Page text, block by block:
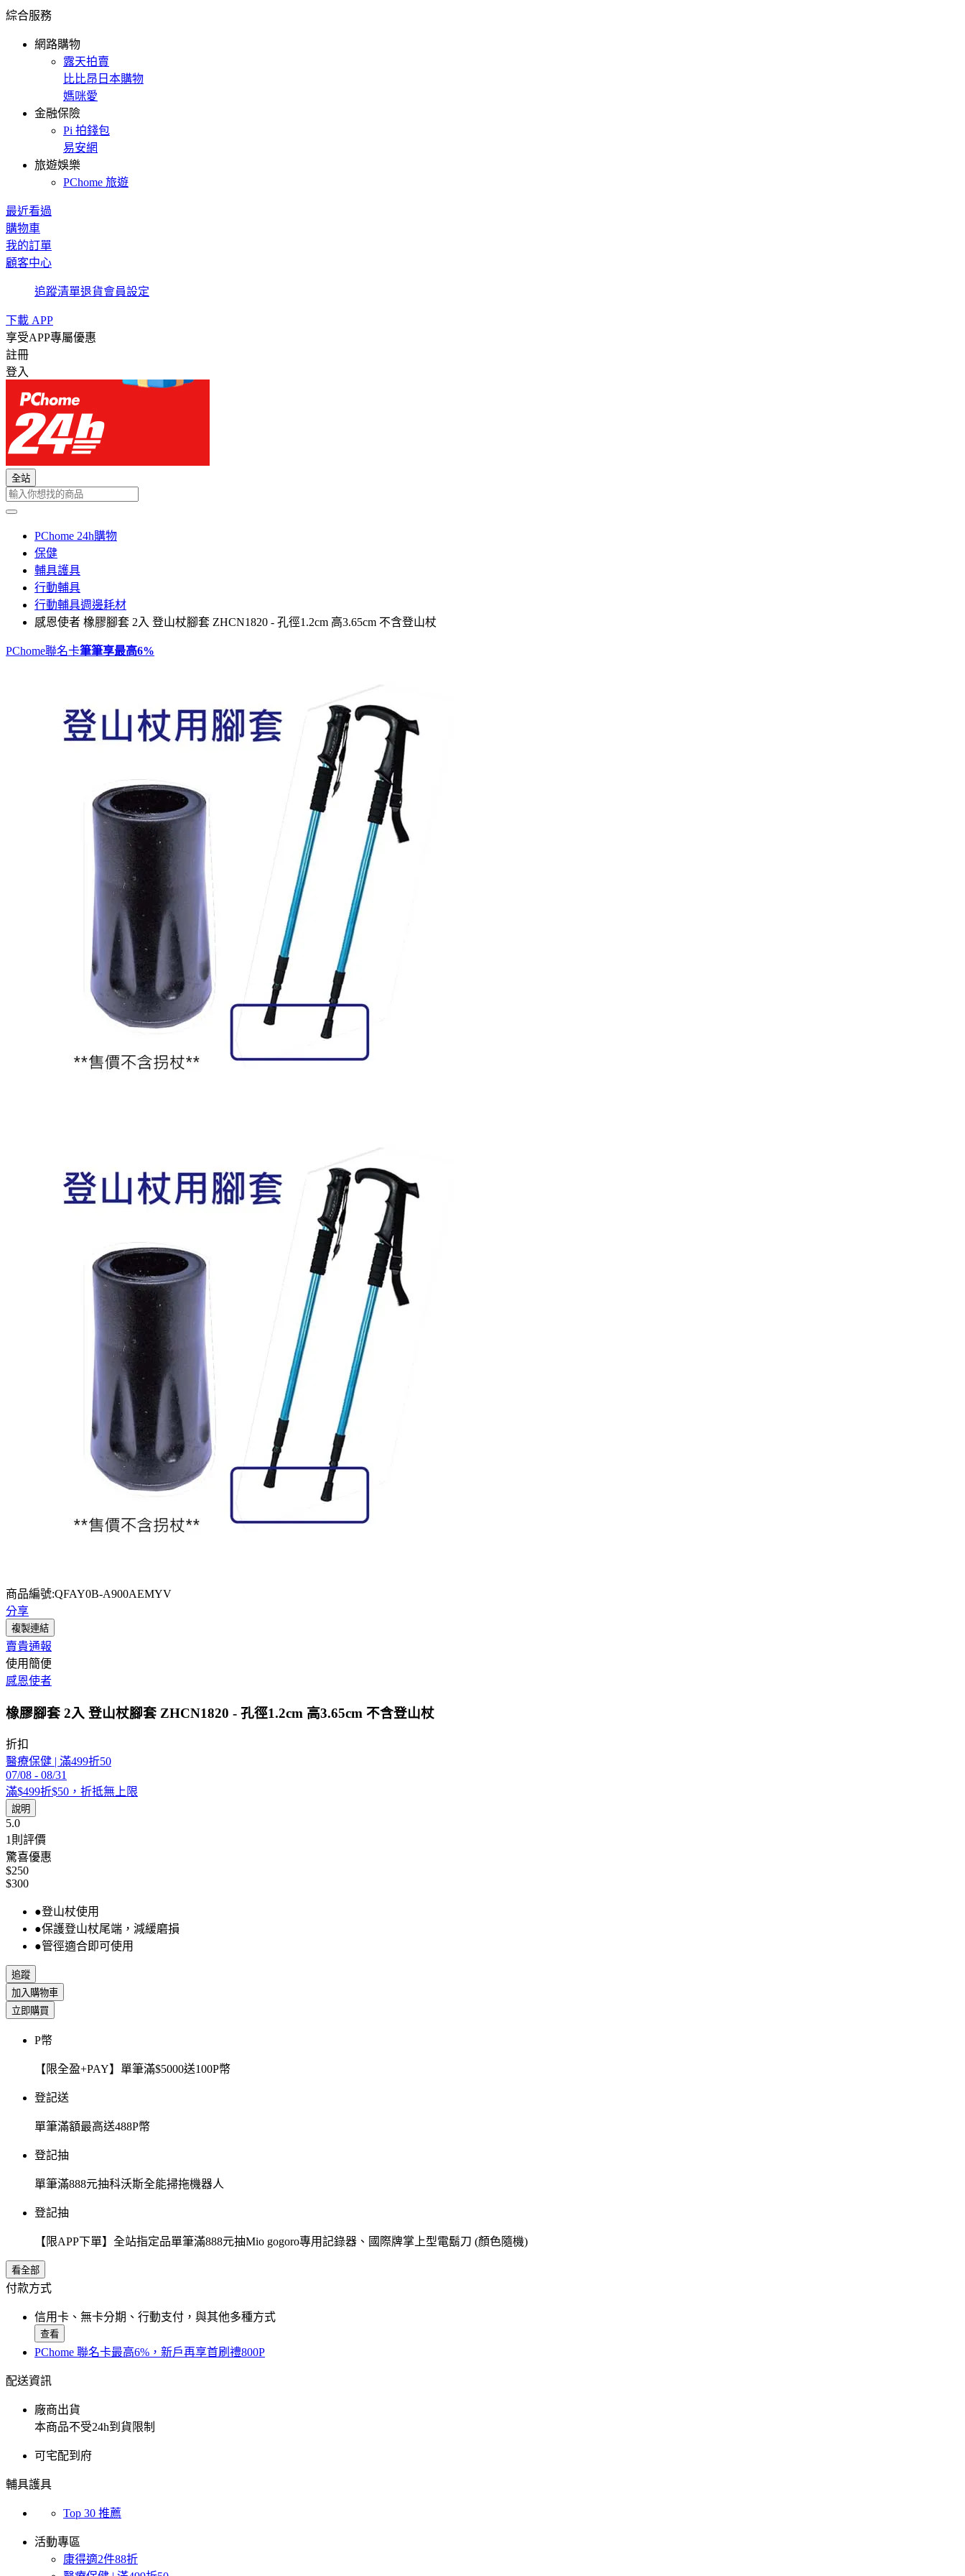
綜合服務
網路購物
露天拍賣
比比昂日本購物
媽咪愛
金融保險
Pi 拍錢包
易安網
旅遊娛樂
PChome 旅遊
最近看過
購物車
我的訂單
顧客中心
追蹤清單退貨會員設定
下載 APP
享受APP專屬優惠
註冊
登入
全站
PChome 24h購物
保健
輔具護具
行動輔具
行動輔具週邊耗材
感恩使者 橡膠腳套 2入 登山杖腳套 ZHCN1820 - 孔徑1.2cm 高3.65cm 不含登山杖
PChome聯名卡筆筆享最高6%
商品編號:QFAY0B-A900AEMYV
分享
複製連結
賣貴通報
使用簡便
感恩使者
橡膠腳套 2入 登山杖腳套 ZHCN1820 - 孔徑1.2cm 高3.65cm 不含登山杖
折扣
醫療保健 | 滿499折50
07/08 - 08/31
滿$499折$50，折抵無上限
說明
5.0
1則評價
驚喜優惠
$250
$300
●登山杖使用
●保護登山杖尾端，減緩磨損
●管徑適合即可使用
追蹤
加入購物車
立即購買
P幣
【限全盈+PAY】單筆滿$5000送100P幣
登記送
單筆滿額最高送488P幣
登記抽
單筆滿888元抽科沃斯全能掃拖機器人
登記抽
【限APP下單】全站指定品單筆滿888元抽Mio gogoro專用記錄器、國際牌掌上型電鬍刀 (顏色隨機)
看全部
付款方式
信用卡、無卡分期、行動支付，與其他多種方式
查看
PChome 聯名卡最高6%，新戶再享首刷禮800P
配送資訊
廠商出貨
本商品不受24h到貨限制
可宅配到府
輔具護具
Top 30 推薦
活動專區
康得適2件88折